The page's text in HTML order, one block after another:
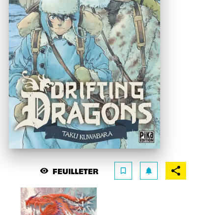
visibility FEUILLETER bookmark_border notifications